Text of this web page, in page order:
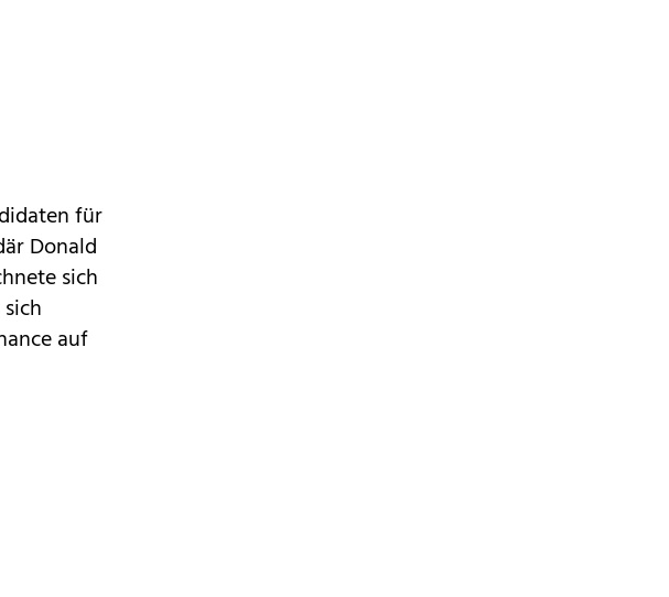
für
Donald
sich
auf